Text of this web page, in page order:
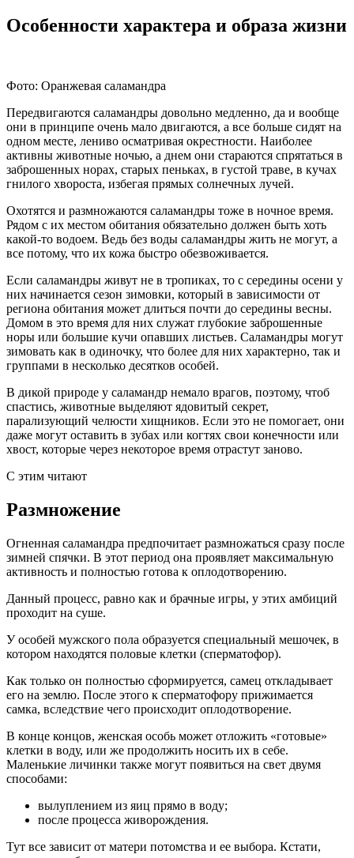
Особенности характера и образа жизни
Фото: Оранжевая саламандра
Передвигаются саламандры довольно медленно, да и вообще
они в принципе очень мало двигаются, а все больше сидят на
одном месте, лениво осматривая окрестности. Наиболее
активны животные ночью, а днем они стараются спрятаться в
заброшенных норах, старых пеньках, в густой траве, в кучах
гнилого хвороста, избегая прямых солнечных лучей.
Охотятся и размножаются саламандры тоже в ночное время.
Рядом с их местом обитания обязательно должен быть хоть
какой-то водоем. Ведь без воды саламандры жить не могут, а
все потому, что их кожа быстро обезвоживается.
Если саламандры живут не в тропиках, то с середины осени у
них начинается сезон зимовки, который в зависимости от
региона обитания может длиться почти до середины весны.
Домом в это время для них служат глубокие заброшенные
норы или большие кучи опавших листьев. Саламандры могут
зимовать как в одиночку, что более для них характерно, так и
группами в несколько десятков особей.
В дикой природе у саламандр немало врагов, поэтому, чтоб
спастись, животные выделяют ядовитый секрет,
парализующий челюсти хищников. Если это не помогает, они
даже могут оставить в зубах или когтях свои конечности или
хвост, которые через некоторое время отрастут заново.
С этим читают
Размножение
Огненная саламандра предпочитает размножаться сразу после
зимней спячки. В этот период она проявляет максимальную
активность и полностью готова к оплодотворению.
Данный процесс, равно как и брачные игры, у этих амбиций
проходит на суше.
У особей мужского пола образуется специальный мешочек, в
котором находятся половые клетки (сперматофор).
Как только он полностью сформируется, самец откладывает
его на землю. После этого к сперматофору прижимается
самка, вследствие чего происходит оплодотворение.
В конце концов, женская особь может отложить «готовые»
клетки в воду, или же продолжить носить их в себе.
Маленькие личинки также могут появиться на свет двумя
способами:
вылуплением из яиц прямо в воду;
после процесса живорождения.
Тут все зависит от матери потомства и ее выбора. Кстати,